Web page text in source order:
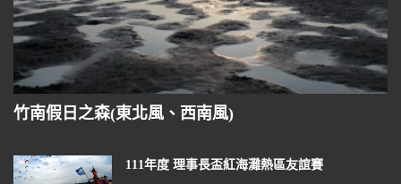
竹南假日之森(東北風、西南風)
111年度 理事長盃紅海灘熱區友誼賽